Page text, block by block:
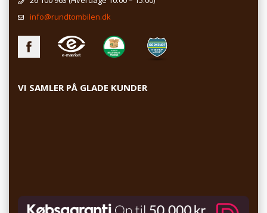
info@rundtombilen.dk
VI SAMLER PÅ GLADE KUNDER